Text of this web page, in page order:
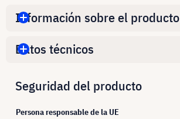
Información sobre el producto
Datos técnicos
Seguridad del producto
Persona responsable de la UE